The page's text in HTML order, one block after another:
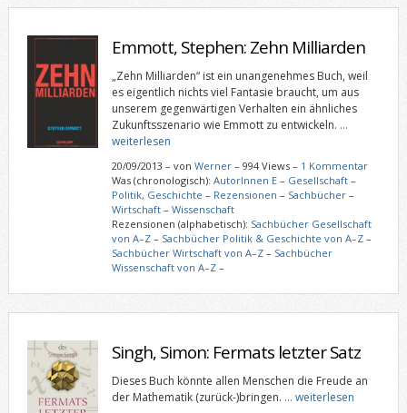
Emmott, Stephen: Zehn Milliarden
„Zehn Milliarden“ ist ein unangenehmes Buch, weil
es eigentlich nichts viel Fantasie braucht, um aus
unserem gegenwärtigen Verhalten ein ähnliches
Zukunftsszenario wie Emmott zu entwickeln. …
weiterlesen
20/09/2013 – von Werner– 994 Views – 1 Kommentar
Was (chronologisch): AutorInnen E– Gesellschaft–
Politik, Geschichte – Rezensionen – Sachbücher–
Wirtschaft– Wissenschaft
Rezensionen (alphabetisch): Sachbücher Gesellschaft
von A–Z– Sachbücher Politik & Geschichte von A–Z–
Sachbücher Wirtschaft von A–Z– Sachbücher
Wissenschaft von A–Z–
Singh, Simon: Fermats letzter Satz
Dieses Buch könnte allen Menschen die Freude an
der Mathematik (zurück-)bringen. … weiterlesen